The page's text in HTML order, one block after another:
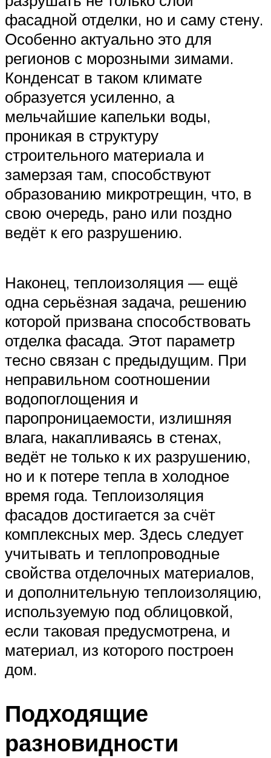
фасадной отделки, но и саму стену.
Особенно актуально это для
регионов с морозными зимами.
Конденсат в таком климате
образуется усиленно, а
мельчайшие капельки воды,
проникая в структуру
строительного материала и
замерзая там, способствуют
образованию микротрещин, что, в
свою очередь, рано или поздно
ведёт к его разрушению.
Наконец, теплоизоляция — ещё
одна серьёзная задача, решению
которой призвана способствовать
отделка фасада. Этот параметр
тесно связан с предыдущим. При
неправильном соотношении
водопоглощения и
паропроницаемости, излишняя
влага, накапливаясь в стенах,
ведёт не только к их разрушению,
но и к потере тепла в холодное
время года. Теплоизоляция
фасадов достигается за счёт
комплексных мер. Здесь следует
учитывать и теплопроводные
свойства отделочных материалов,
и дополнительную теплоизоляцию,
используемую под облицовкой,
если таковая предусмотрена, и
материал, из которого построен
дом.
Подходящие
разновидности